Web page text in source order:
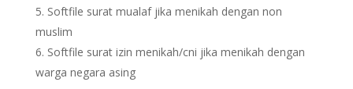
Softfile surat mualaf jika menikah dengan non
muslim
Softfile surat izin menikah/cni jika menikah dengan
warga negara asing